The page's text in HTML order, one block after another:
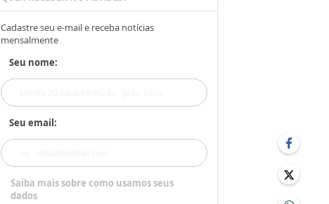
Cadastre seu e-mail e receba notícias
mensalmente
Seu nome:
Seu email:
Saiba mais sobre como usamos seus
dados